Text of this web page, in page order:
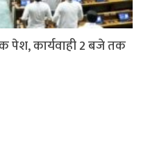
पेश, कार्यवाही 2 बजे तक